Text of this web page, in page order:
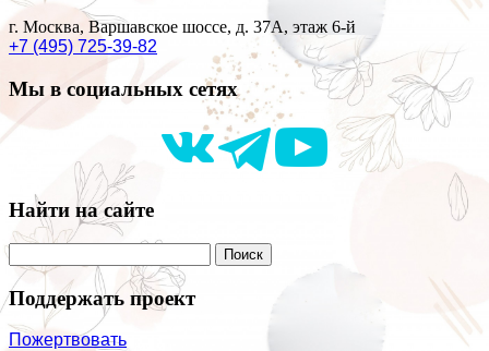
г. Москва, Варшавское шоссе, д. 37А, этаж 6-й
+7 (495) 725-39-82
Мы в социальных сетях
Найти на сайте
Поддержать проект
Пожертвовать